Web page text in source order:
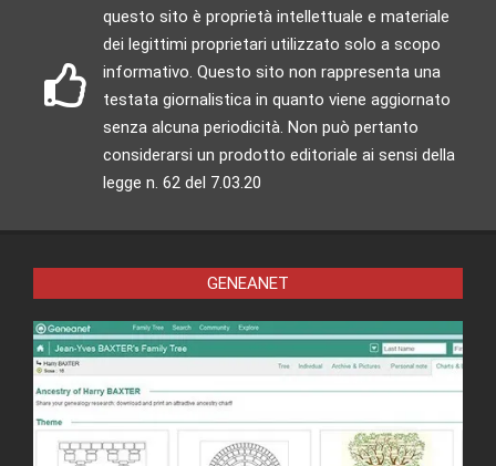
questo sito è proprietà intellettuale e materiale
dei legittimi proprietari utilizzato solo a scopo
informativo. Questo sito non rappresenta una
testata giornalistica in quanto viene aggiornato
senza alcuna periodicità. Non può pertanto
considerarsi un prodotto editoriale ai sensi della
legge n. 62 del 7.03.20
GENEANET